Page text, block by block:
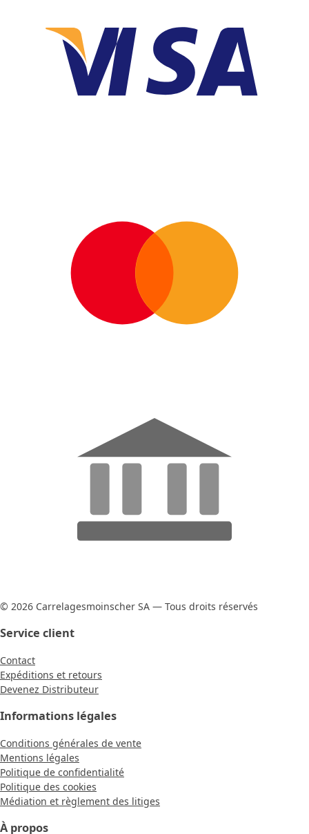
© 2026 Carrelagesmoinscher SA — Tous droits réservés
Service client
Contact
Expéditions et retours
Devenez Distributeur
Informations légales
Conditions générales de vente
Mentions légales
Politique de confidentialité
Politique des cookies
Médiation et règlement des litiges
À propos